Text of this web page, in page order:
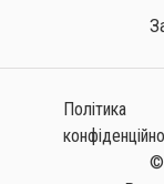
Політика
©